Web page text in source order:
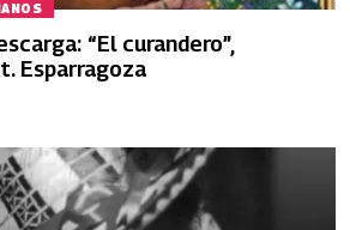
“El curandero”,
Esparragoza